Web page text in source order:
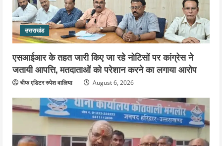
उत्तराखंड
एसआईआर के तहत जारी किए जा रहे नोटिसों पर कांग्रेस ने
जतायी आपत्ति, मतदाताओं को परेशान करने का लगाया आरोप
चीफ एडिटर रुपेश वालिया August 6, 2026